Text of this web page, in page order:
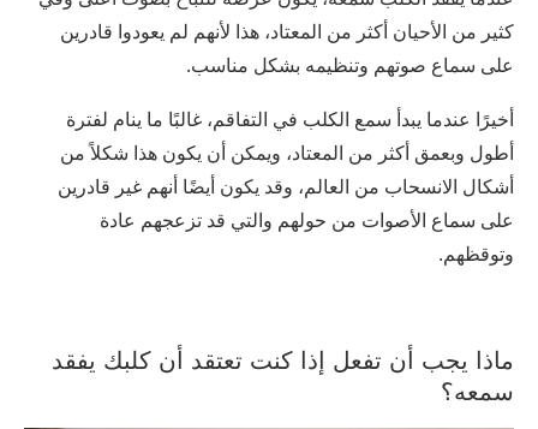
كثير من الأحيان أكثر من المعتاد، هذا لأنهم لم يعودوا قادرين
على سماع صوتهم وتنظيمه بشكل مناسب.
أخيرًا عندما يبدأ سمع الكلب في التفاقم، غالبًا ما ينام لفترة
أطول وبعمق أكثر من المعتاد، ويمكن أن يكون هذا شكلاً من
أشكال الانسحاب من العالم، وقد يكون أيضًا أنهم غير قادرين
على سماع الأصوات من حولهم والتي قد تزعجهم عادة
وتوقظهم.
ماذا يجب أن تفعل إذا كنت تعتقد أن كلبك يفقد
سمعه؟